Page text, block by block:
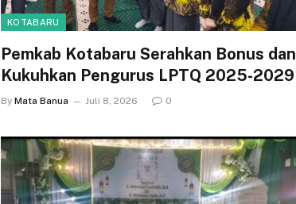
KOTABARU
Pemkab Kotabaru Serahkan Bonus dan
Kukuhkan Pengurus LPTQ 2025-2029
By Mata Banua Juli 8, 2026 0